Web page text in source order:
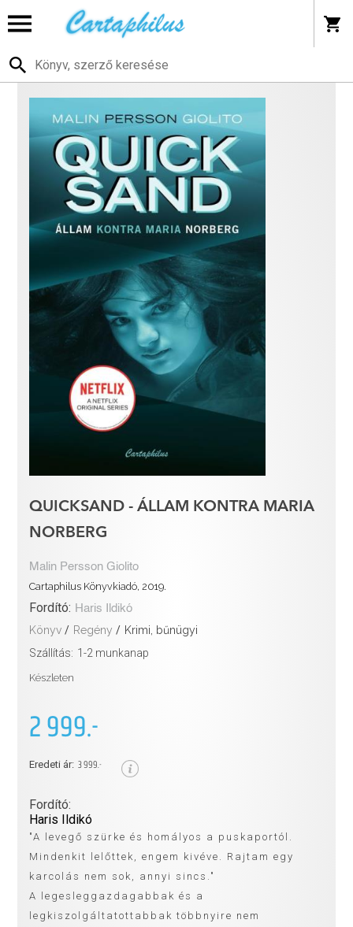
QUICKSAND - ÁLLAM KONTRA MARIA
NORBERG
Malin Persson Giolito
Cartaphilus Könyvkiadó, 2019.
Fordító: Haris Ildikó
Könyv / Regény / Krimi, bűnügyi
Szállítás: 1-2 munkanap
Készleten
2 999.-
Eredeti ár: 3 999.-
Fordító:
Haris Ildikó
"A levegő szürke és homályos a puskaportól.
Mindenkit lelőttek, engem kivéve. Rajtam egy
karcolás nem sok, annyi sincs."
A legesleggazdagabbak és a
legkiszolgáltatottabbak többnyire nem